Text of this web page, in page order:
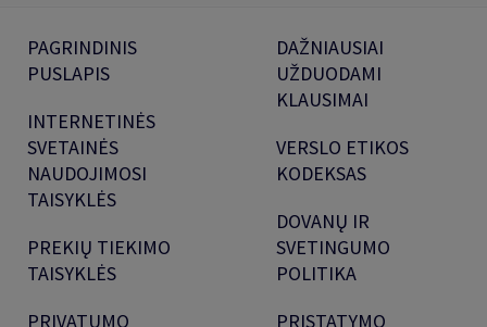
PAGRINDINIS
PUSLAPIS
INTERNETINĖS
SVETAINĖS
NAUDOJIMOSI
TAISYKLĖS
PREKIŲ TIEKIMO
TAISYKLĖS
PRIVATUMO
DAŽNIAUSIAI
UŽDUODAMI
KLAUSIMAI
VERSLO ETIKOS
KODEKSAS
DOVANŲ IR
SVETINGUMO
POLITIKA
PRISTATYMO